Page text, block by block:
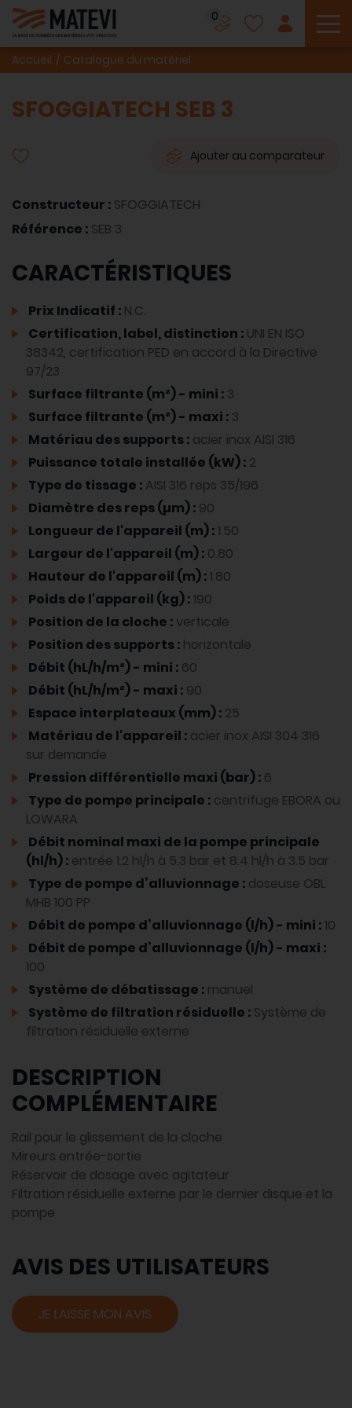
0
Accueil Catalogue du matériel
SFOGGIATECH SEB 3
Ajouter au comparateur
Constructeur : SFOGGIATECH
Référence : SEB 3
CARACTÉRISTIQUES
Prix Indicatif : N.C.
Certification, label, distinction : UNI EN ISO
38342, certification PED en accord à la Directive
97/23
Surface filtrante (m²) - mini : 3
Surface filtrante (m²) - maxi : 3
Matériau des supports : acier inox AISI 316
Puissance totale installée (kW) : 2
Type de tissage : AISI 316 reps 35/196
Diamètre des reps (µm) : 90
Longueur de l'appareil (m) :1.50
Largeur de l'appareil (m) : 0.80
Hauteur de l'appareil (m) :1.80
Poids de l'appareil (kg) :190
Position de la cloche : verticale
Position des supports : horizontale
Débit (hL/h/m²) - mini : 60
Débit (hL/h/m²) - maxi : 90
Espace interplateaux (mm) : 25
Matériau de l'appareil : acier inox AISI 304 316
sur demande
Pression différentielle maxi (bar) : 6
Type de pompe principale : centrifuge EBORA ou
LOWARA
Débit nominal maxi de la pompe principale
(hl/h) : entrée 1.2 hl/h à 5.3 bar et 8.4 hl/h à 3.5 bar
Type de pompe d’alluvionnage : doseuse OBL
MHB 100 PP
Débit de pompe d’alluvionnage (l/h) - mini :10
Débit de pompe d’alluvionnage (l/h) - maxi :
100
Système de débatissage : manuel
Système de filtration résiduelle : Système de
filtration résiduelle externe
DESCRIPTION
COMPLÉMENTAIRE
Rail pour le glissement de la cloche
Mireurs entrée-sortie
Réservoir de dosage avec agitateur
Filtration résiduelle externe par le dernier disque et la
pompe
AVIS DES UTILISATEURS
JE LAISSE MON AVIS